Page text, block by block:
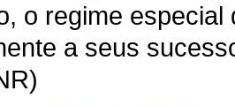
o regime
a seus